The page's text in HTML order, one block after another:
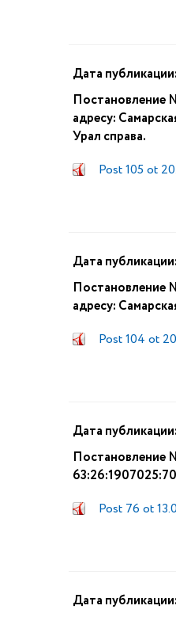
Дата публикации:
Постановление
адресу:
Урал справа.
Post 105 ot
Дата публикации:
Постановление
адресу:
Post 104 ot
Дата публикации:
Постановление
Post 76 ot
Дата публикации: